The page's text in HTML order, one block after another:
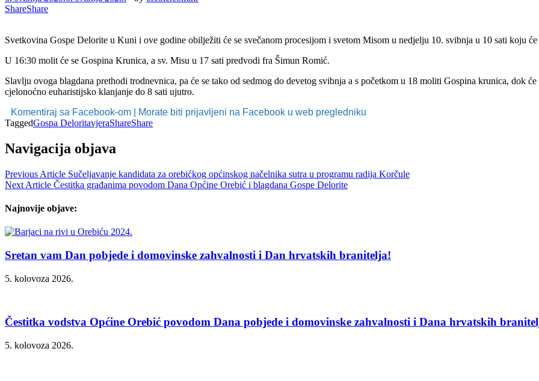
ShareShare
Svetkovina Gospe Delorite u Kuni i ove godine obilježiti će se svečanom procesijom i svetom Misom u nedjelju 10. svibnja u 10 sati koju
U 16:30 molit će se Gospina Krunica, a sv. Misu u 17 sati predvodi fra Šimun Romić.
Slavlju ovoga blagdana prethodi trodnevnica, pa će se tako od sedmog do devetog svibnja a s početkom u 18 moliti Gospina krunica, dok
cjelonoćno euharistijsko klanjanje do 8 sati ujutro.
Komentiraj sa Facebook-om | Morate biti prijavljeni na Facebook u web pregledniku
TaggedGospa DeloritavjeraShareShare
Navigacija objava
Previous Article Sučeljavanje kandidata za orebićkog općinskog načelnika sutra u programu radija Korčule
Next Article Čestitka građanima povodom Dana Općine Orebić i blagdana Gospe Delorite
Najnovije objave:
Sretan vam Dan pobjede i domovinske zahvalnosti i Dan hrvatskih branitelja!
5. kolovoza 2026.
Čestitka vodstva Općine Orebić povodom Dana pobjede i domovinske zahvalnosti i Dana hrvatskih
5. kolovoza 2026.